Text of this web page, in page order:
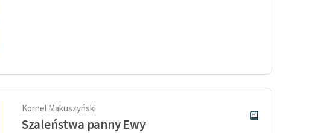
Kornel Makuszyński
Szaleństwa panny Ewy